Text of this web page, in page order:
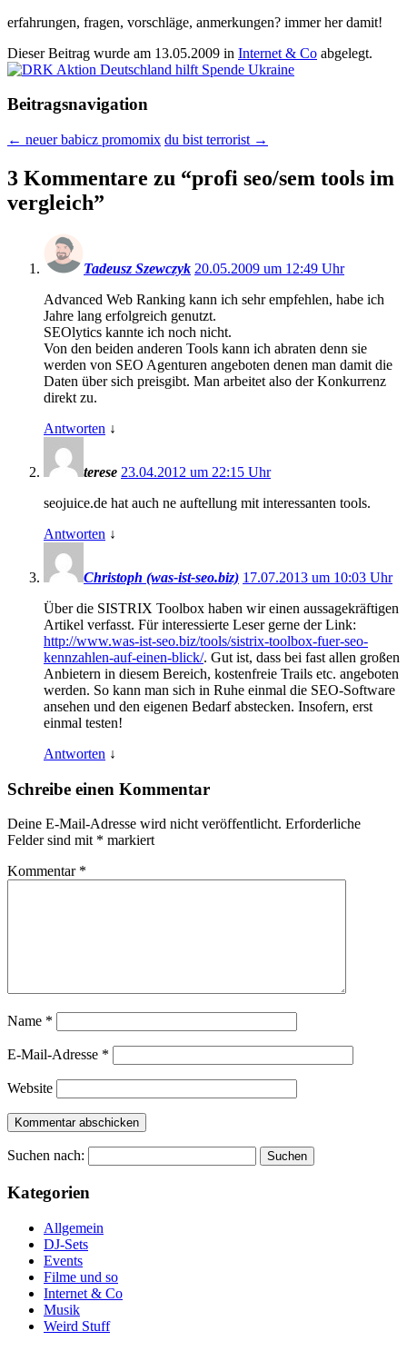
erfahrungen, fragen, vorschläge, anmerkungen? immer her damit!
Dieser Beitrag wurde am 13.05.2009 in Internet & Co abgelegt.
Beitragsnavigation
← neuer babicz promomix du bist terrorist →
3 Kommentare zu “profi seo/sem tools im
vergleich”
Tadeusz Szewczyk 20.05.2009 um 12:49 Uhr
Advanced Web Ranking kann ich sehr empfehlen, habe ich
Jahre lang erfolgreich genutzt.
SEOlytics kannte ich noch nicht.
Von den beiden anderen Tools kann ich abraten denn sie
werden von SEO Agenturen angeboten denen man damit die
Daten über sich preisgibt. Man arbeitet also der Konkurrenz
direkt zu.
Antworten ↓
terese 23.04.2012 um 22:15 Uhr
seojuice.de hat auch ne auftellung mit interessanten tools.
Antworten ↓
Christoph (was-ist-seo.biz) 17.07.2013 um 10:03 Uhr
Über die SISTRIX Toolbox haben wir einen aussagekräftigen
Artikel verfasst. Für interessierte Leser gerne der Link:
http://www.was-ist-seo.biz/tools/sistrix-toolbox-fuer-seo-
kennzahlen-auf-einen-blick/. Gut ist, dass bei fast allen großen
Anbietern in diesem Bereich, kostenfreie Trails etc. angeboten
werden. So kann man sich in Ruhe einmal die SEO-Software
ansehen und den eigenen Bedarf abstecken. Insofern, erst
einmal testen!
Antworten ↓
Schreibe einen Kommentar
Deine E-Mail-Adresse wird nicht veröffentlicht. Erforderliche
Felder sind mit * markiert
Kommentar *
Name *
E-Mail-Adresse *
Website
Suchen nach:
Kategorien
Allgemein
DJ-Sets
Events
Filme und so
Internet & Co
Musik
Weird Stuff